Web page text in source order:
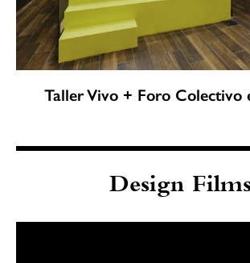
Taller Vivo + Foro Colectivo
Design